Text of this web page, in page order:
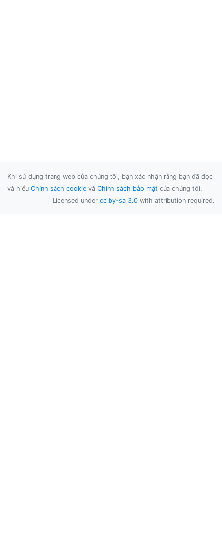
Khi sử dụng trang web của chúng tôi, bạn xác nhận rằng bạn đã đọc
và hiểu Chính sách cookie và Chính sách bảo mật của chúng tôi.
Licensed under cc by-sa 3.0 with attribution required.